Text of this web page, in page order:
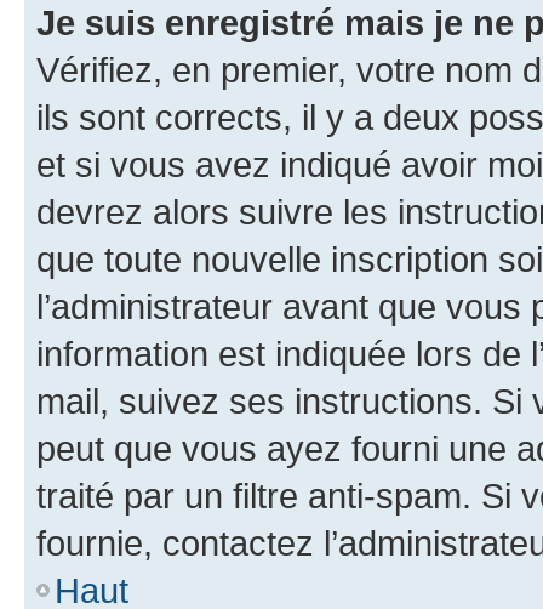
Je suis enregistré mais je ne
Vérifiez, en premier, votre nom
ils sont corrects, il y a deux
et si vous avez indiqué avoir
devrez alors suivre les
que toute nouvelle inscription
l’administrateur avant que
information est indiquée lors de
mail, suivez ses instructions. Si
peut que vous ayez fourni une
traité par un filtre anti-spam. Si
fournie, contactez
Haut